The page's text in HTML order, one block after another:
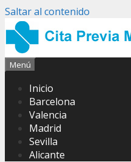
Saltar al contenido
Menú
Inicio
Barcelona
Valencia
Madrid
Sevilla
Alicante